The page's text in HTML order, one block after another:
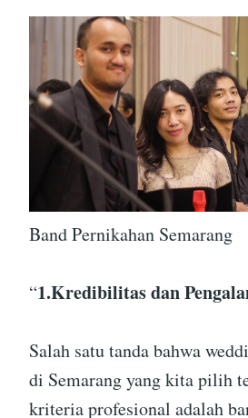
Band Pernikahan Semarang
“1.Kredibilitas dan
Salah satu tanda bahwa
di Semarang yang kita pilih
kriteria profesional adalah